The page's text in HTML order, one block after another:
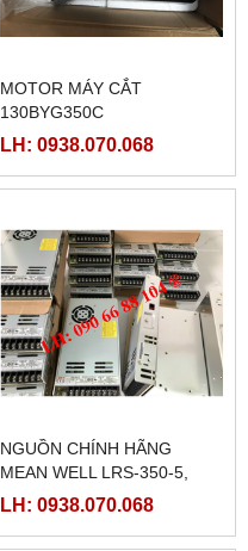
MOTOR MÁY CẮT
130BYG350C
LH: 0938.070.068
NGUỒN CHÍNH HÃNG
MEAN WELL LRS-350-5,
LRS-350-12, LRS-350-24,
LH: 0938.070.068